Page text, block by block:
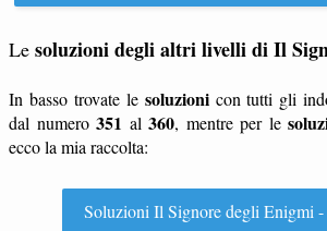
Le soluzioni degli altri livelli di Il
In basso trovate le soluzionicon tutti gli
dal numero351 al360, mentre per le
ecco la mia raccolta:
Soluzioni Il Signore degli Enigmi